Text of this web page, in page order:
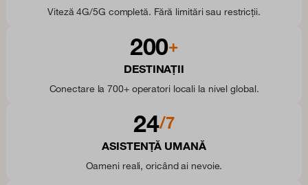
Viteză 4G/5G completă. Fără limitări sau restricții.
200+
DESTINAȚII
Conectare la 700+ operatori locali la nivel global.
24/7
ASISTENȚĂ UMANĂ
Oameni reali, oricând ai nevoie.